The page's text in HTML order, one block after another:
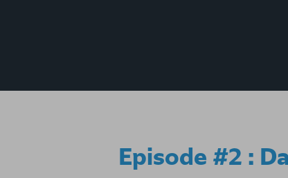
Episode #2 :